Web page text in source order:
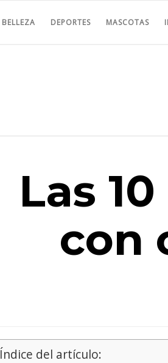
BELLEZA DEPORTES MASCOTAS
Las
con
Índice del artículo: